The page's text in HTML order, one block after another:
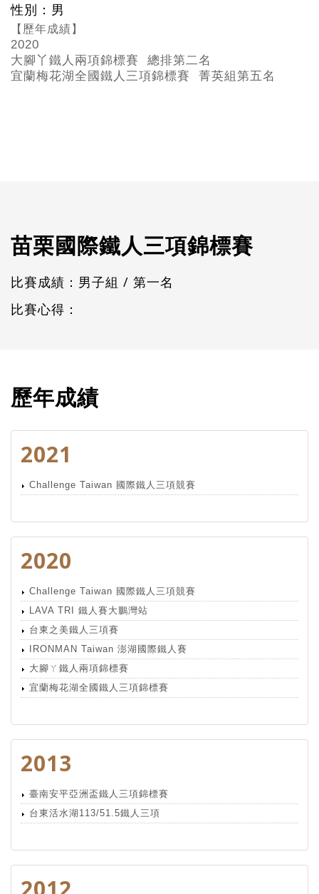
性別：男
【歷年成績】
2020
大腳丫鐵人兩項錦標賽 總排第二名
宜蘭梅花湖全國鐵人三項錦標賽 菁英組第五名
苗栗國際鐵人三項錦標賽
比賽成績：男子組 / 第一名
比賽心得：
歷年成績
2021
Challenge Taiwan 國際鐵人三項競賽
2020
Challenge Taiwan 國際鐵人三項競賽
LAVA TRI 鐵人賽大鵬灣站
台東之美鐵人三項賽
IRONMAN Taiwan 澎湖國際鐵人賽
大腳ㄚ鐵人兩項錦標賽
宜蘭梅花湖全國鐵人三項錦標賽
2013
臺南安平亞洲盃鐵人三項錦標賽
台東活水湖113/51.5鐵人三項